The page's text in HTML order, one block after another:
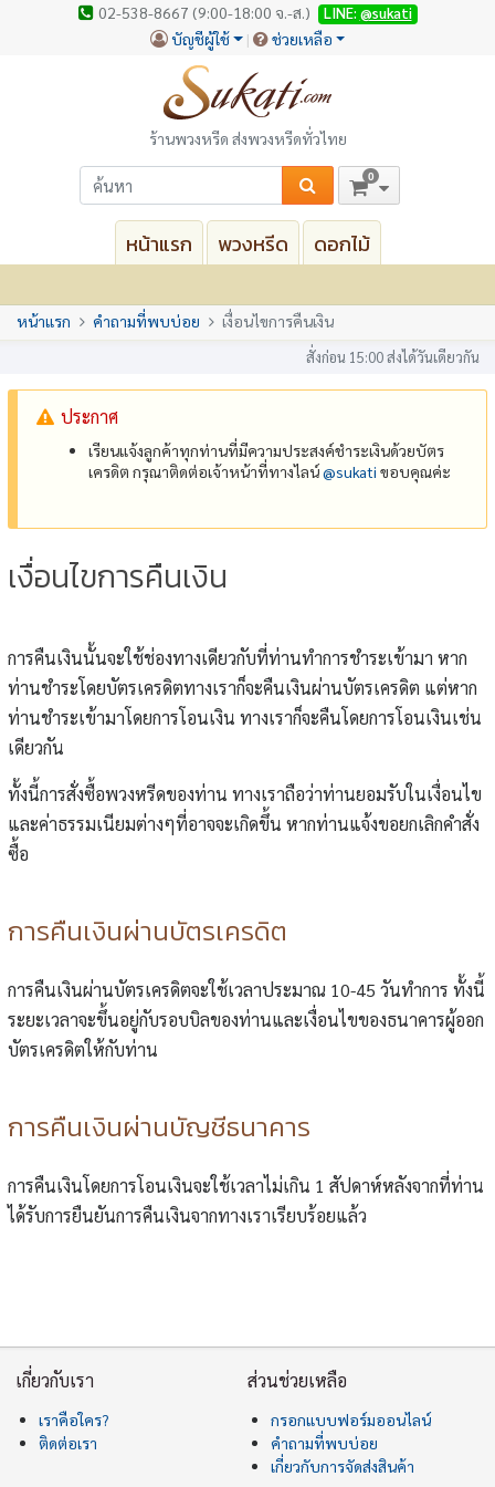
02-538-8667 (9:00-18:00 จ.-ส.) LINE: @sukati
บัญชีผู้ใช้ ช่วยเหลือ
ร้านพวงหรีด ส่งพวงหรีดทั่วไทย
0
หน้าแรก พวงหรีด ดอกไม้
หน้าแรก คำถามที่พบบ่อย เงื่อนไขการคืนเงิน
สั่งก่อน 15:00 ส่งได้วันเดียวกัน
ประกาศ
เรียนแจ้งลูกค้าทุกท่านที่มีความประสงค์ชำระเงินด้วยบัตร
เครดิต กรุณาติดต่อเจ้าหน้าที่ทางไลน์@‌sukati ขอบคุณค่ะ
เงื่อนไขการคืนเงิน
การคืนเงินนั้นจะใช้ช่องทางเดียวกับที่ท่านทำการชำระเข้ามา หาก
ท่านชำระโดยบัตรเครดิตทางเราก็จะคืนเงินผ่านบัตรเครดิต แต่หาก
ท่านชำระเข้ามาโดยการโอนเงิน ทางเราก็จะคืนโดยการโอนเงินเช่น
เดียวกัน
ทั้งนี้การสั่งซื้อพวงหรีดของท่าน ทางเราถือว่าท่านยอมรับในเงื่อนไข
และค่าธรรมเนียมต่างๆที่อาจจะเกิดขึ้น หากท่านแจ้งขอยกเลิกคำสั่ง
ซื้อ
การคืนเงินผ่านบัตรเครดิต
การคืนเงินผ่านบัตรเครดิตจะใช้เวลาประมาณ 10-45 วันทำการ ทั้งนี้
ระยะเวลาจะขึ้นอยู่กับรอบบิลของท่านและเงื่อนไขของธนาคารผู้ออก
บัตรเครดิตให้กับท่าน
การคืนเงินผ่านบัญชีธนาคาร
การคืนเงินโดยการโอนเงินจะใช้เวลาไม่เกิน 1 สัปดาห์หลังจากที่ท่าน
ได้รับการยืนยันการคืนเงินจากทางเราเรียบร้อยแล้ว
เกี่ยวกับเรา
เราคือใคร?
ติดต่อเรา
ส่วนช่วยเหลือ
กรอกแบบฟอร์มออนไลน์
คำถามที่พบบ่อย
เกี่ยวกับการจัดส่งสินค้า